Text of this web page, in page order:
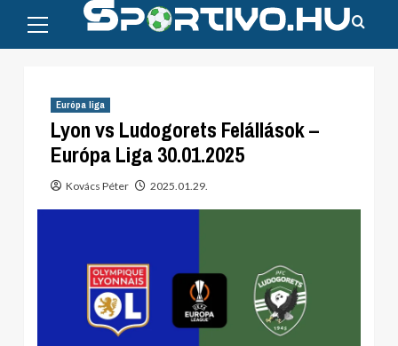
content
Menu
Európa liga
Lyon vs Ludogorets Felállások –
Európa Liga 30.01.2025
Kovács Péter 2025.01.29.